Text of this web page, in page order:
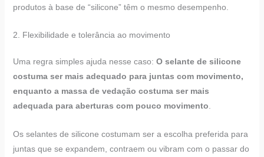
produtos à base de “silicone” têm o mesmo desempenho.
2. Flexibilidade e tolerância ao movimento
Uma regra simples ajuda nesse caso: O selante de silicone
costuma ser mais adequado para juntas com movimento,
enquanto a massa de vedação costuma ser mais
adequada para aberturas com pouco movimento.
Os selantes de silicone costumam ser a escolha preferida para
juntas que se expandem, contraem ou vibram com o passar do